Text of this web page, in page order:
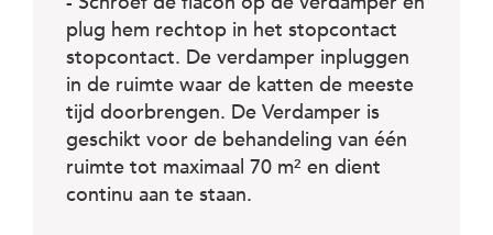
plug hem rechtop in het stopcontact
stopcontact. De verdamper inpluggen
in de ruimte waar de katten de meeste
tijd doorbrengen. De Verdamper is
geschikt voor de behandeling van één
ruimte tot maximaal 70 m² en dient
continu aan te staan.